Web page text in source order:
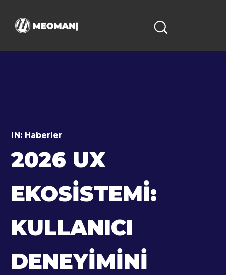
IN: Haberler
2026 UX
EKOSISTEMI:
KULLANICI
DENEYIMINI